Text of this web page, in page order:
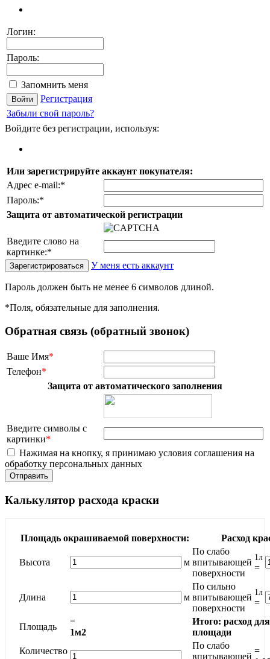
Логин:
Пароль:
Запомнить меня
Регистрация
Забыли свой пароль?
Войдите без регистрации, используя:
Или зарегистрируйте аккаунт покупателя:
Адрес e-mail:*
Пароль:*
Защита от автоматической регистрации
Введите слово на
картинке:*
У меня есть аккаунт
Пароль должен быть не менее 6 символов длиной.
*Поля, обязательные для заполнения.
Обратная связь (обратный звонок)
Ваше Имя*
Телефон*
Защита от автоматического заполнения
Введите символы с
картинки*
Нажимая на кнопку, я принимаю условия соглашения на
обработку персональных данных
Калькулятор расхода краски
Площадь окрашиваемой поверхности: Расход
Высота м
По слабо
впитывающей
поверхности
1л
=
Длина м
По сильно
впитывающей
поверхности
1л
=
Площадь
=
1м2
Итого: расход
площади
Количество
По слабо
впитывающей
=